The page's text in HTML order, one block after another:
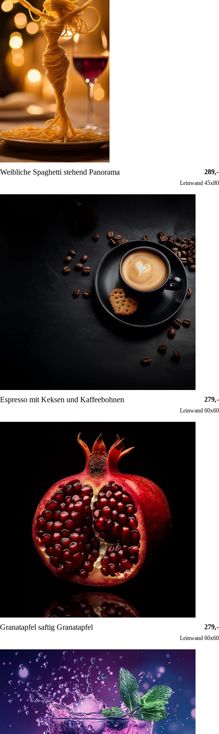
Weibliche Spaghetti stehend Panorama 289,-
Leinwand 45x80
Espresso mit Keksen und Kaffeebohnen 279,-
Leinwand 60x60
Granatapfel saftig Granatapfel 279,-
Leinwand 60x60